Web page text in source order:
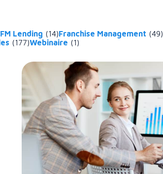
FM Lending (14)Franchise Management (49)
(177)Webinaire (1)